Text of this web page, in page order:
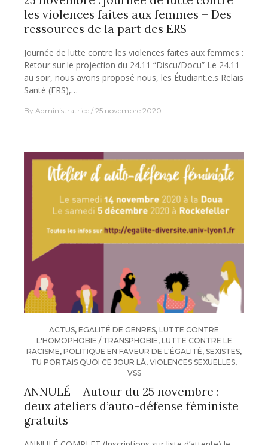
les violences faites aux femmes – Des
ressources de la part des ERS
Journée de lutte contre les violences faites aux femmes :
Retour sur le projection du 24.11 “Discu/Docu” Le 24.11
au soir, nous avons proposé nous, les Étudiant.e.s Relais
Santé (ERS),…
By Administratrice 25 novembre 2020
ACTUS, EGALITÉ DE GENRES, LUTTE CONTRE
L'HOMOPHOBIE / TRANSPHOBIE, LUTTE CONTRE LE
RACISME, POLITIQUE EN FAVEUR DE L'ÉGALITÉ, SEXISTES,
TU PORTAIS QUOI CE JOUR LÀ, VIOLENCES SEXUELLES,
VSS
ANNULÉ – Autour du 25 novembre :
deux ateliers d’auto-défense féministe
gratuits